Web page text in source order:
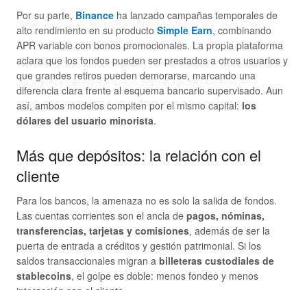
Por su parte, Binance ha lanzado campañas temporales de
alto rendimiento en su producto Simple Earn, combinando
APR variable con bonos promocionales. La propia plataforma
aclara que los fondos pueden ser prestados a otros usuarios y
que grandes retiros pueden demorarse, marcando una
diferencia clara frente al esquema bancario supervisado. Aun
así, ambos modelos compiten por el mismo capital: los
dólares del usuario minorista.
Más que depósitos: la relación con el
cliente
Para los bancos, la amenaza no es solo la salida de fondos.
Las cuentas corrientes son el ancla de pagos, nóminas,
transferencias, tarjetas y comisiones, además de ser la
puerta de entrada a créditos y gestión patrimonial. Si los
saldos transaccionales migran a billeteras custodiales de
stablecoins, el golpe es doble: menos fondeo y menos